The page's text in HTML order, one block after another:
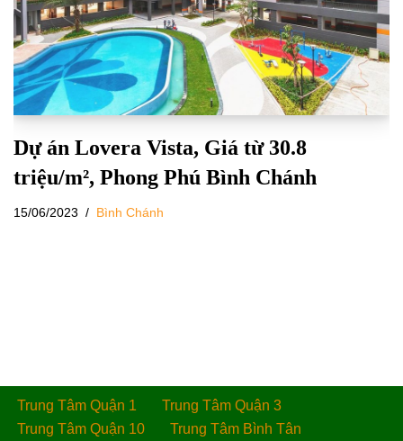
Dự án Lovera Vista, Giá từ 30.8
triệu/m², Phong Phú Bình Chánh
15/06/2023 Bình Chánh
Trung Tâm Quận 1
Trung Tâm Quận 3
Trung Tâm Quận 10
Trung Tâm Bình Tân